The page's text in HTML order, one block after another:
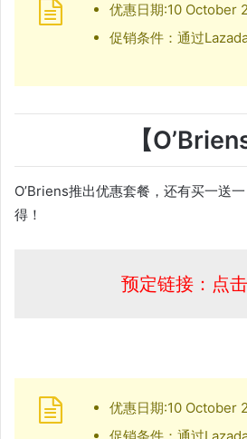
优惠日期:10 October
促销条件：通过
【
O’Briens推出优惠套餐，还有买一送
得！
预定链接：点
优惠日期:10 October
促销条件：通过